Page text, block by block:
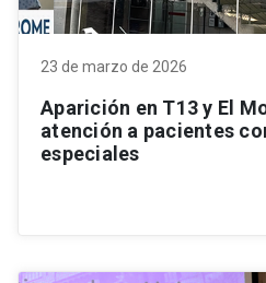
23 de marzo de 2026
Aparición en T13 y El
atención a pacientes
especiales